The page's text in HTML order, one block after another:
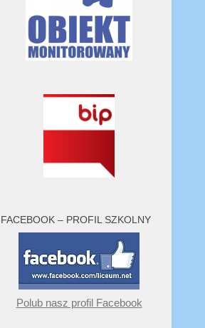
FACEBOOK – PROFIL SZKOLNY
Polub nasz profil Facebook